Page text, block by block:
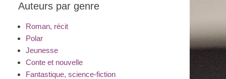
Auteurs par genre
Roman, récit
Polar
Jeunesse
Conte et nouvelle
Fantastique, science-fiction